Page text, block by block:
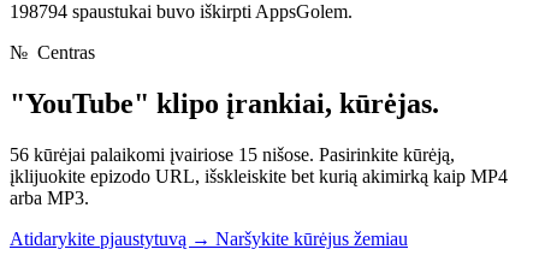
198794 spaustukai buvo iškirpti AppsGolem.
№ Centras
"YouTube" klipo įrankiai, kūrėjas.
56 kūrėjai palaikomi įvairiose 15 nišose. Pasirinkite kūrėją,
įklijuokite epizodo URL, išskleiskite bet kurią akimirką kaip MP4
arba MP3.
Atidarykite pjaustytuvą → Naršykite kūrėjus žemiau